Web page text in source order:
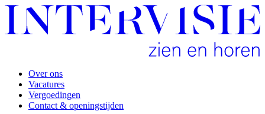
Over ons
Vacatures
Vergoedingen
Contact & openingstijden